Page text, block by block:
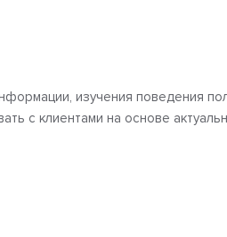
изучения поведения
с клиентами на основе